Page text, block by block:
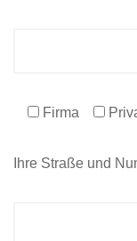
Firma
Ihre Straße und